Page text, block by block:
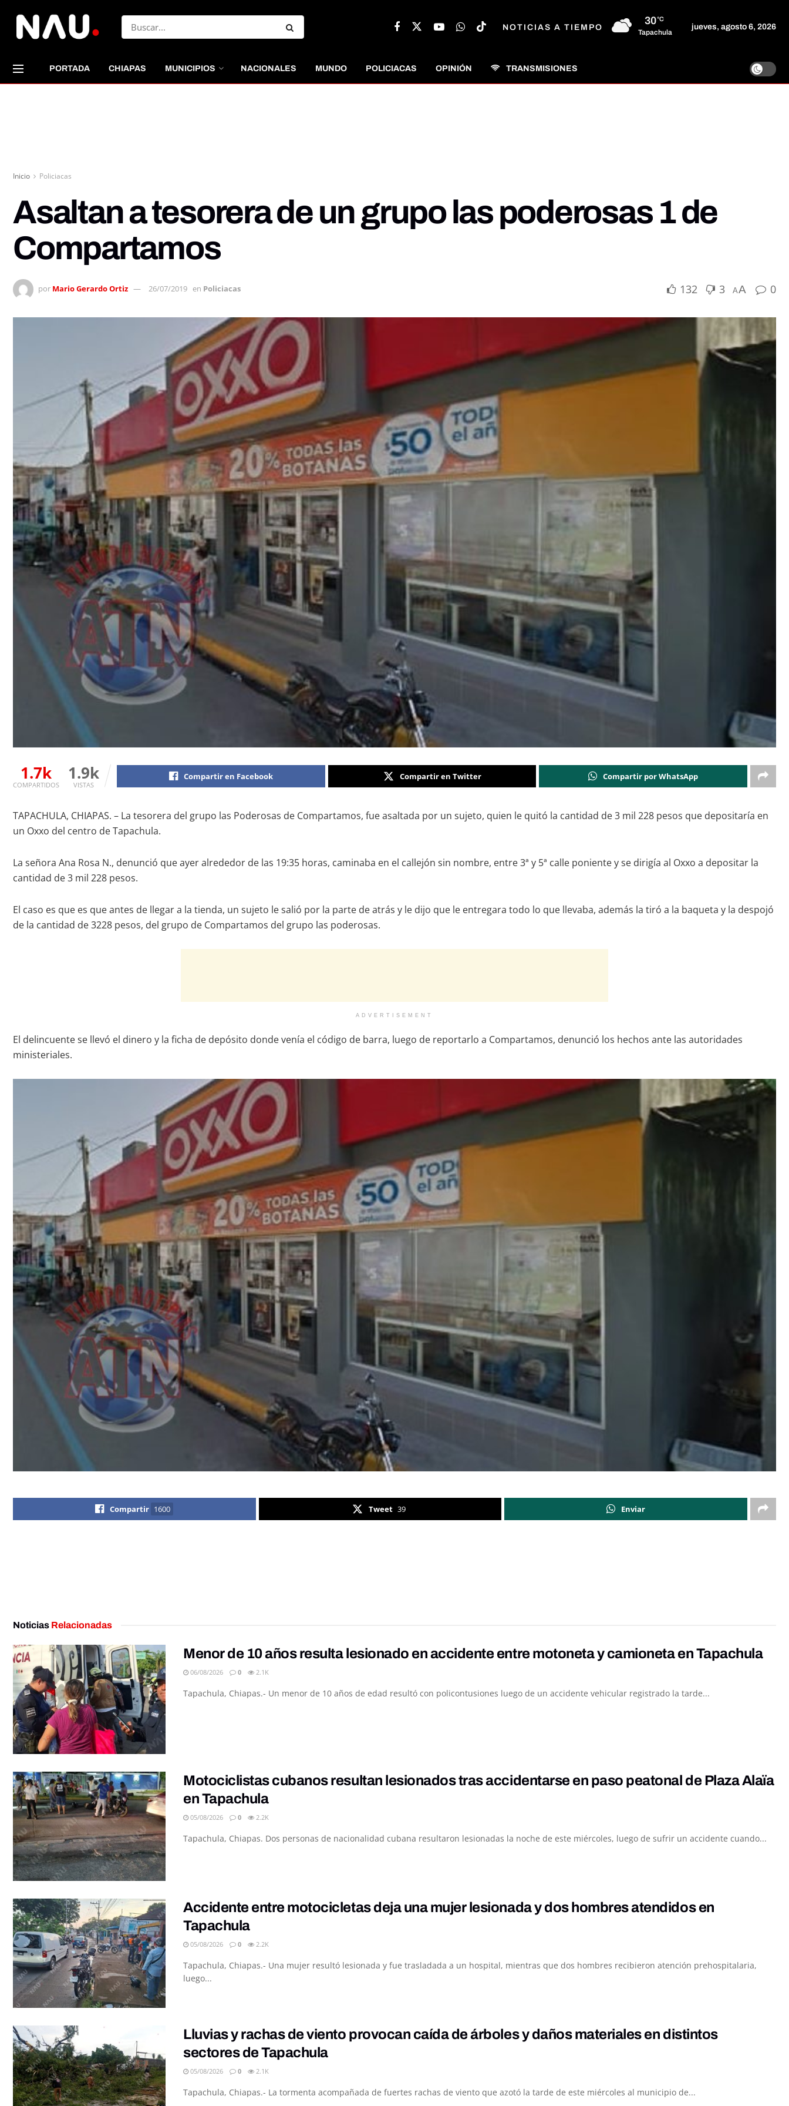
NOTICIAS A TIEMPO
30°C
Tapachula
jueves, agosto 6, 2026
PORTADA CHIAPAS MUNICIPIOS NACIONALES MUNDO POLICIACAS OPINIÓN TRANSMISIONES
Inicio Policiacas
Asaltan a tesorera de un grupo las poderosas 1 de
Compartamos
por Mario Gerardo Ortiz 26/07/2019 en Policiacas 132 3 AA 0
1.7k
COMPARTIDOS
1.9k
VISTAS
Compartir en Facebook Compartir en Twitter Compartir por WhatsApp
TAPACHULA, CHIAPAS. – La tesorera del grupo las Poderosas de Compartamos, fue asaltada por un sujeto, quien le quitó la cantidad de 3 mil 228 pesos que depositaría en
un Oxxo del centro de Tapachula.
La señora Ana Rosa N., denunció que ayer alrededor de las 19:35 horas, caminaba en el callejón sin nombre, entre 3ª y 5ª calle poniente y se dirigía al Oxxo a depositar la
cantidad de 3 mil 228 pesos.
El caso es que es que antes de llegar a la tienda, un sujeto le salió por la parte de atrás y le dijo que le entregara todo lo que llevaba, además la tiró a la baqueta y la despojó
de la cantidad de 3228 pesos, del grupo de Compartamos del grupo las poderosas.
ADVERTISEMENT
El delincuente se llevó el dinero y la ficha de depósito donde venía el código de barra, luego de reportarlo a Compartamos, denunció los hechos ante las autoridades
ministeriales.
Compartir 1600 Tweet 39 Enviar
Noticias Relacionadas
Menor de 10 años resulta lesionado en accidente entre motoneta y camioneta en Tapachula
06/08/2026 0 2.1K
Tapachula, Chiapas.- Un menor de 10 años de edad resultó con policontusiones luego de un accidente vehicular registrado la tarde...
Motociclistas cubanos resultan lesionados tras accidentarse en paso peatonal de Plaza Alaïa
en Tapachula
05/08/2026 0 2.2K
Tapachula, Chiapas. Dos personas de nacionalidad cubana resultaron lesionadas la noche de este miércoles, luego de sufrir un accidente cuando...
Accidente entre motocicletas deja una mujer lesionada y dos hombres atendidos en
Tapachula
05/08/2026 0 2.2K
Tapachula, Chiapas.- Una mujer resultó lesionada y fue trasladada a un hospital, mientras que dos hombres recibieron atención prehospitalaria,
luego...
Lluvias y rachas de viento provocan caída de árboles y daños materiales en distintos
sectores de Tapachula
05/08/2026 0 2.1K
Tapachula, Chiapas.- La tormenta acompañada de fuertes rachas de viento que azotó la tarde de este miércoles al municipio de...